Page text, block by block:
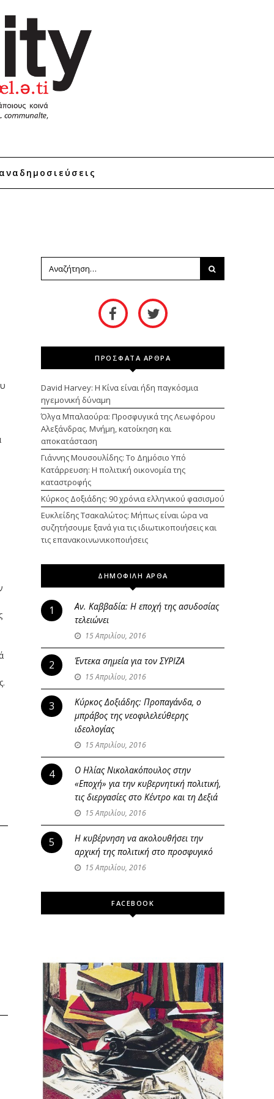
ΠΡΟΣΦΑΤΑ ΑΡΘΡΑ
David Harvey: Η Κίνα είναι ήδη παγκόσμια
ηγεμονική δύναμη
Όλγα Μπαλαούρα: Προσφυγικά της Λεωφόρου
Αλεξάνδρας. Μνήμη, κατοίκηση και
αποκατάσταση
Γιάννης Μουσουλίδης: Το Δημόσιο Υπό
Κατάρρευση: Η πολιτική οικονομία της
καταστροφής
Κύρκος Δοξιάδης: 90 χρόνια ελληνικού φασισμού
Ευκλείδης Τσακαλώτος: Μήπως είναι ώρα να
συζητήσουμε ξανά για τις ιδιωτικοποιήσεις και
τις επανακοινωνικοποιήσεις
ΔΗΜΟΦΙΛΗ ΑΡΘΑ
1
Αν. Καββαδία: Η εποχή της ασυδοσίας
τελειώνει
15 Απριλίου, 2016
2 Έντεκα σημεία για τον ΣΥΡΙΖΑ
15 Απριλίου, 2016
3
Κύρκος Δοξιάδης: Προπαγάνδα, ο
μπράβος της νεοφιλελεύθερης
ιδεολογίας
15 Απριλίου, 2016
4
Ο Ηλίας Νικολακόπουλος στην
«Εποχή» για την κυβερνητική πολιτική,
τις διεργασίες στο Κέντρο και τη Δεξιά
15 Απριλίου, 2016
5
Η κυβέρνηση να ακολουθήσει την
αρχική της πολιτική στο προσφυγικό
15 Απριλίου, 2016
FACEBOOK